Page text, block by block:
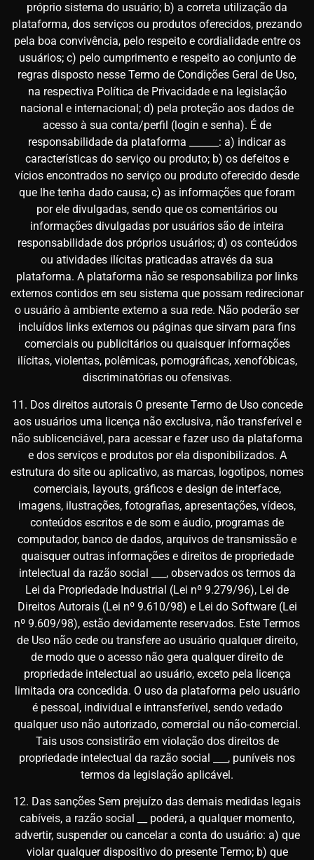
próprio sistema do usuário; b) a correta utilização da
plataforma, dos serviços ou produtos oferecidos, prezando
pela boa convivência, pelo respeito e cordialidade entre os
usuários; c) pelo cumprimento e respeito ao conjunto de
regras disposto nesse Termo de Condições Geral de Uso,
na respectiva Política de Privacidade e na legislação
nacional e internacional; d) pela proteção aos dados de
acesso à sua conta/perfil (login e senha). É de
responsabilidade da plataforma ______: a) indicar as
características do serviço ou produto; b) os defeitos e
vícios encontrados no serviço ou produto oferecido desde
que lhe tenha dado causa; c) as informações que foram
por ele divulgadas, sendo que os comentários ou
informações divulgadas por usuários são de inteira
responsabilidade dos próprios usuários; d) os conteúdos
ou atividades ilícitas praticadas através da sua
plataforma. A plataforma não se responsabiliza por links
externos contidos em seu sistema que possam redirecionar
o usuário à ambiente externo a sua rede. Não poderão ser
incluídos links externos ou páginas que sirvam para fins
comerciais ou publicitários ou quaisquer informações
ilícitas, violentas, polêmicas, pornográficas, xenofóbicas,
discriminatórias ou ofensivas.
11. Dos direitos autorais O presente Termo de Uso concede
aos usuários uma licença não exclusiva, não transferível e
não sublicenciável, para acessar e fazer uso da plataforma
e dos serviços e produtos por ela disponibilizados. A
estrutura do site ou aplicativo, as marcas, logotipos, nomes
comerciais, layouts, gráficos e design de interface,
imagens, ilustrações, fotografias, apresentações, vídeos,
conteúdos escritos e de som e áudio, programas de
computador, banco de dados, arquivos de transmissão e
quaisquer outras informações e direitos de propriedade
intelectual da razão social ___, observados os termos da
Lei da Propriedade Industrial (Lei nº 9.279/96), Lei de
Direitos Autorais (Lei nº 9.610/98) e Lei do Software (Lei
nº 9.609/98), estão devidamente reservados. Este Termos
de Uso não cede ou transfere ao usuário qualquer direito,
de modo que o acesso não gera qualquer direito de
propriedade intelectual ao usuário, exceto pela licença
limitada ora concedida. O uso da plataforma pelo usuário
é pessoal, individual e intransferível, sendo vedado
qualquer uso não autorizado, comercial ou não-comercial.
Tais usos consistirão em violação dos direitos de
propriedade intelectual da razão social ___, puníveis nos
termos da legislação aplicável.
12. Das sanções Sem prejuízo das demais medidas legais
cabíveis, a razão social __ poderá, a qualquer momento,
advertir, suspender ou cancelar a conta do usuário: a) que
violar qualquer dispositivo do presente Termo; b) que